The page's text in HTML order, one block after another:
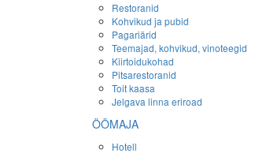
Restoranid
Kohvikud ja pubid
Pagariärid
Teemajad, kohvikud, vinoteegid
Kiirtoidukohad
Pitsarestoranid
Toit kaasa
Jelgava linna eriroad
ÖÖMAJA
Hotell